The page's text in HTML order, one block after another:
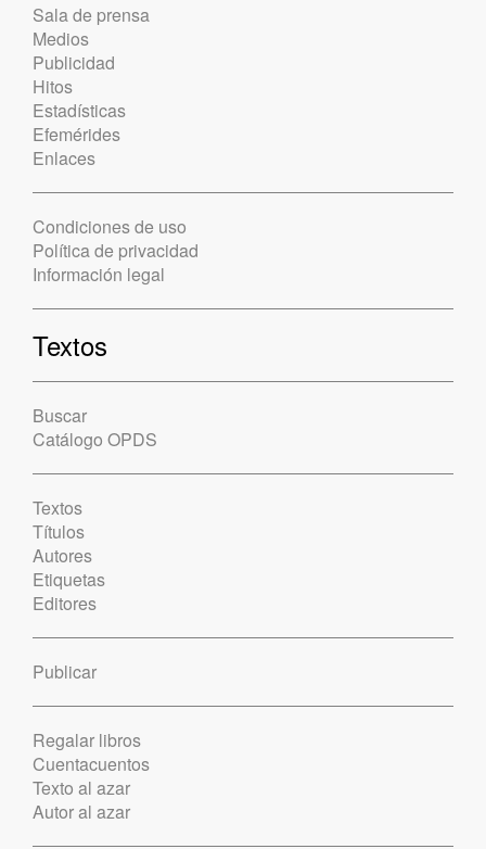
Sala de prensa
Medios
Publicidad
Hitos
Estadísticas
Efemérides
Enlaces
Condiciones de uso
Política de privacidad
Información legal
Textos
Buscar
Catálogo OPDS
Textos
Títulos
Autores
Etiquetas
Editores
Publicar
Regalar libros
Cuentacuentos
Texto al azar
Autor al azar